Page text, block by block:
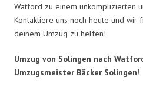
Watford zu einem unkomplizierten
Kontaktiere uns noch heute und wir
deinem Umzug zu helfen!
Umzug von Solingen nach
Umzugsmeister Bäcker Solingen!